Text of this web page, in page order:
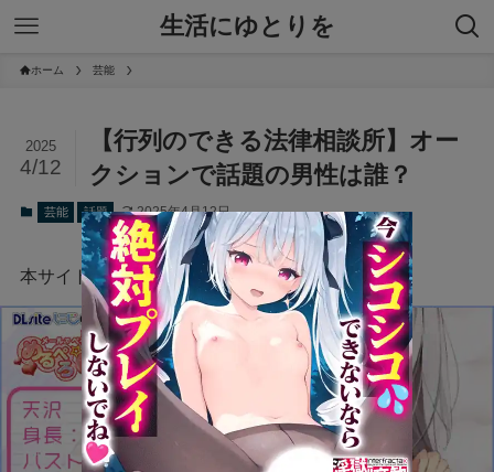
生活にゆとりを
ホーム 芸能
【行列のできる法律相談所】オー
クションで話題の男性は誰？
2025
4/12
芸能 話題 2025年4月12日
本サイトにはプロモーションが含まれています。